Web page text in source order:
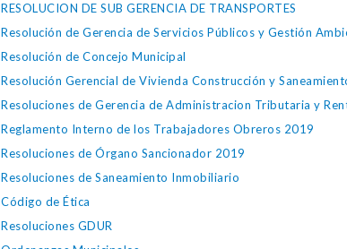
RESOLUCION DE SUB GERENCIA DE TRANSPORTES
Resolución de Gerencia de Servicios Públicos y Gestión
Resolución de Concejo Municipal
Resolución Gerencial de Vivienda Construcción y
Resoluciones de Gerencia de Administracion Tributaria y
Reglamento Interno de los Trabajadores Obreros 2019
Resoluciones de Órgano Sancionador 2019
Resoluciones de Saneamiento Inmobiliario
Código de Ética
Resoluciones GDUR